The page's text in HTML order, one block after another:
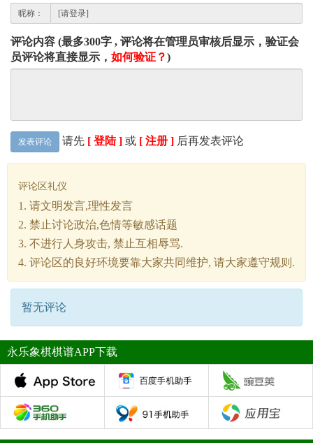
昵称：
评论内容 (最多300字 , 评论将在管理员审核后显示，验证会
员评论将直接显示， 如何验证？)
发表评论 请先 [ 登陆 ] 或 [ 注册 ] 后再发表评论
评论区礼仪
1. 请文明发言,理性发言
2. 禁止讨论政治,色情等敏感话题
3. 不进行人身攻击, 禁止互相辱骂.
4. 评论区的良好环境要靠大家共同维护, 请大家遵守规则.
暂无评论
永乐象棋棋谱APP下载